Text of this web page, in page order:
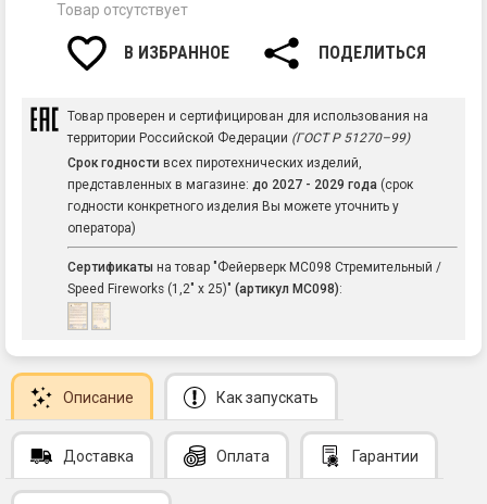
Товар отсутствует
В ИЗБРАННОЕ ПОДЕЛИТЬСЯ
Товар проверен и сертифицирован для использования на
территории Российской Федерации (ГОСТ Р 51270–99)
Срок годности всех пиротехнических изделий,
представленных в магазине: до 2027 - 2029 года (срок
годности конкретного изделия Вы можете уточнить у
оператора)
Сертификаты на товар "Фейерверк MC098 Стремительный /
Speed Fireworks (1,2" х 25)" (артикул MC098):
Описание Как запускать
Доставка Оплата Гарантии